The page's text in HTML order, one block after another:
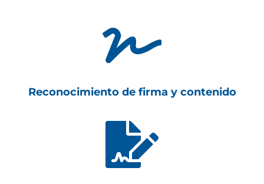

Reconocimiento de firma y contenido
